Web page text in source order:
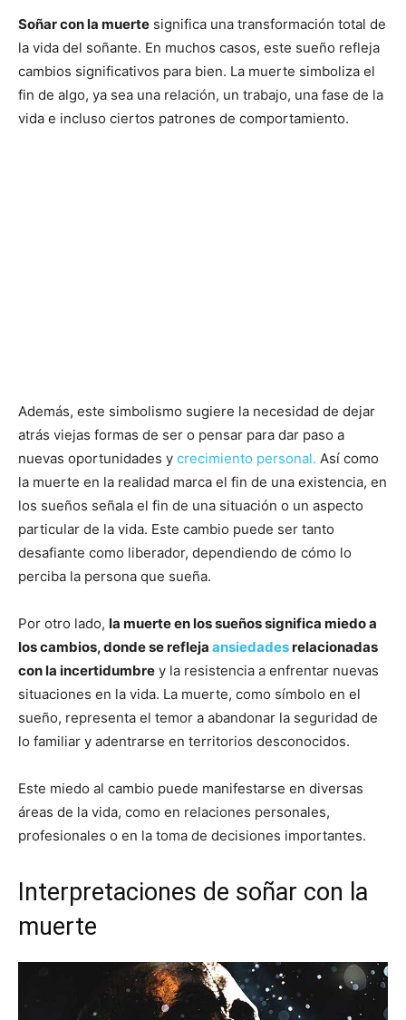
Soñar con la muerte significa una transformación total de
la vida del soñante. En muchos casos, este sueño refleja
cambios significativos para bien. La muerte simboliza el
fin de algo, ya sea una relación, un trabajo, una fase de la
vida e incluso ciertos patrones de comportamiento.
Además, este simbolismo sugiere la necesidad de dejar
atrás viejas formas de ser o pensar para dar paso a
nuevas oportunidades y crecimiento personal. Así como
la muerte en la realidad marca el fin de una existencia, en
los sueños señala el fin de una situación o un aspecto
particular de la vida. Este cambio puede ser tanto
desafiante como liberador, dependiendo de cómo lo
perciba la persona que sueña.
Por otro lado, la muerte en los sueños significa miedo a
los cambios, donde se refleja ansiedadesrelacionadas
con la incertidumbre y la resistencia a enfrentar nuevas
situaciones en la vida. La muerte, como símbolo en el
sueño, representa el temor a abandonar la seguridad de
lo familiar y adentrarse en territorios desconocidos.
Este miedo al cambio puede manifestarse en diversas
áreas de la vida, como en relaciones personales,
profesionales o en la toma de decisiones importantes.
Interpretaciones de soñar con la
muerte